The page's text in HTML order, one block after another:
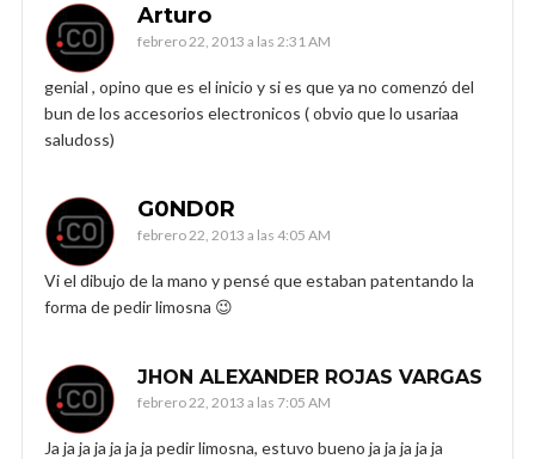
Arturo
febrero 22, 2013 a las 2:31 AM
genial , opino que es el inicio y si es que ya no comenzó del
bun de los accesorios electronicos ( obvio que lo usariaa
saludoss)
G0ND0R
febrero 22, 2013 a las 4:05 AM
Vi el dibujo de la mano y pensé que estaban patentando la
forma de pedir limosna 😉
JHON ALEXANDER ROJAS VARGAS
febrero 22, 2013 a las 7:05 AM
Ja ja ja ja ja ja ja pedir limosna, estuvo bueno ja ja ja ja ja